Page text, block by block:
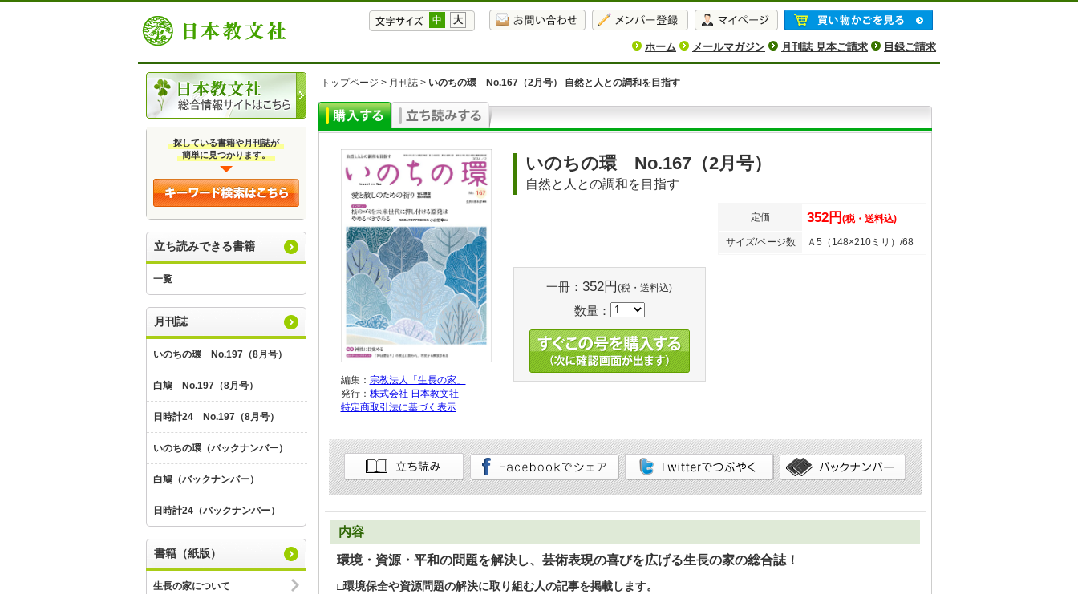
中 大
ホーム メールマガジン 月刊誌 見本ご請求 目録ご請求
探している書籍や月刊誌が
簡単に見つかります。
立ち読みできる書籍
一覧
月刊誌
いのちの環 No.197（8月号）
白鳩 No.197（8月号）
日時計24 No.197（8月号）
いのちの環（バックナンバー）
白鳩（バックナンバー）
日時計24（バックナンバー）
書籍（紙版）
生長の家について
トップページ > 月刊誌> いのちの環 No.167（2月号） 自然と人との調和を目指す
編集： 宗教法人「生長の家」
発行： 株式会社 日本教文社
特定商取引法に基づく表示
いのちの環 No.167（2月号）
自然と人との調和を目指す
定価 352円 (税・送料込)
サイズ/ページ数 Ａ5（148×210ミリ）/68
一冊： 352円 (税・送料込)
数量：
内容
環境・資源・平和の問題を解決し、芸術表現の喜びを広げる生長の家の総合誌！
□環境保全や資源問題の解決に取り組む人の記事を掲載します。